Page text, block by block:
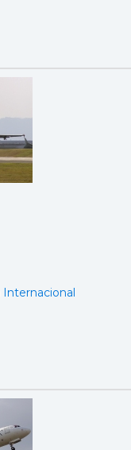
Internacional